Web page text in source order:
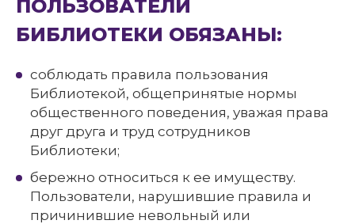
ПОЛЬЗОВАТЕЛИ
БИБЛИОТЕКИ ОБЯЗАНЫ:
соблюдать правила пользования
Библиотекой, общепринятые нормы
общественного поведения, уважая права
друг друга и труд сотрудников
Библиотеки;
бережно относиться к ее имуществу.
Пользователи, нарушившие правила и
причинившие невольный или